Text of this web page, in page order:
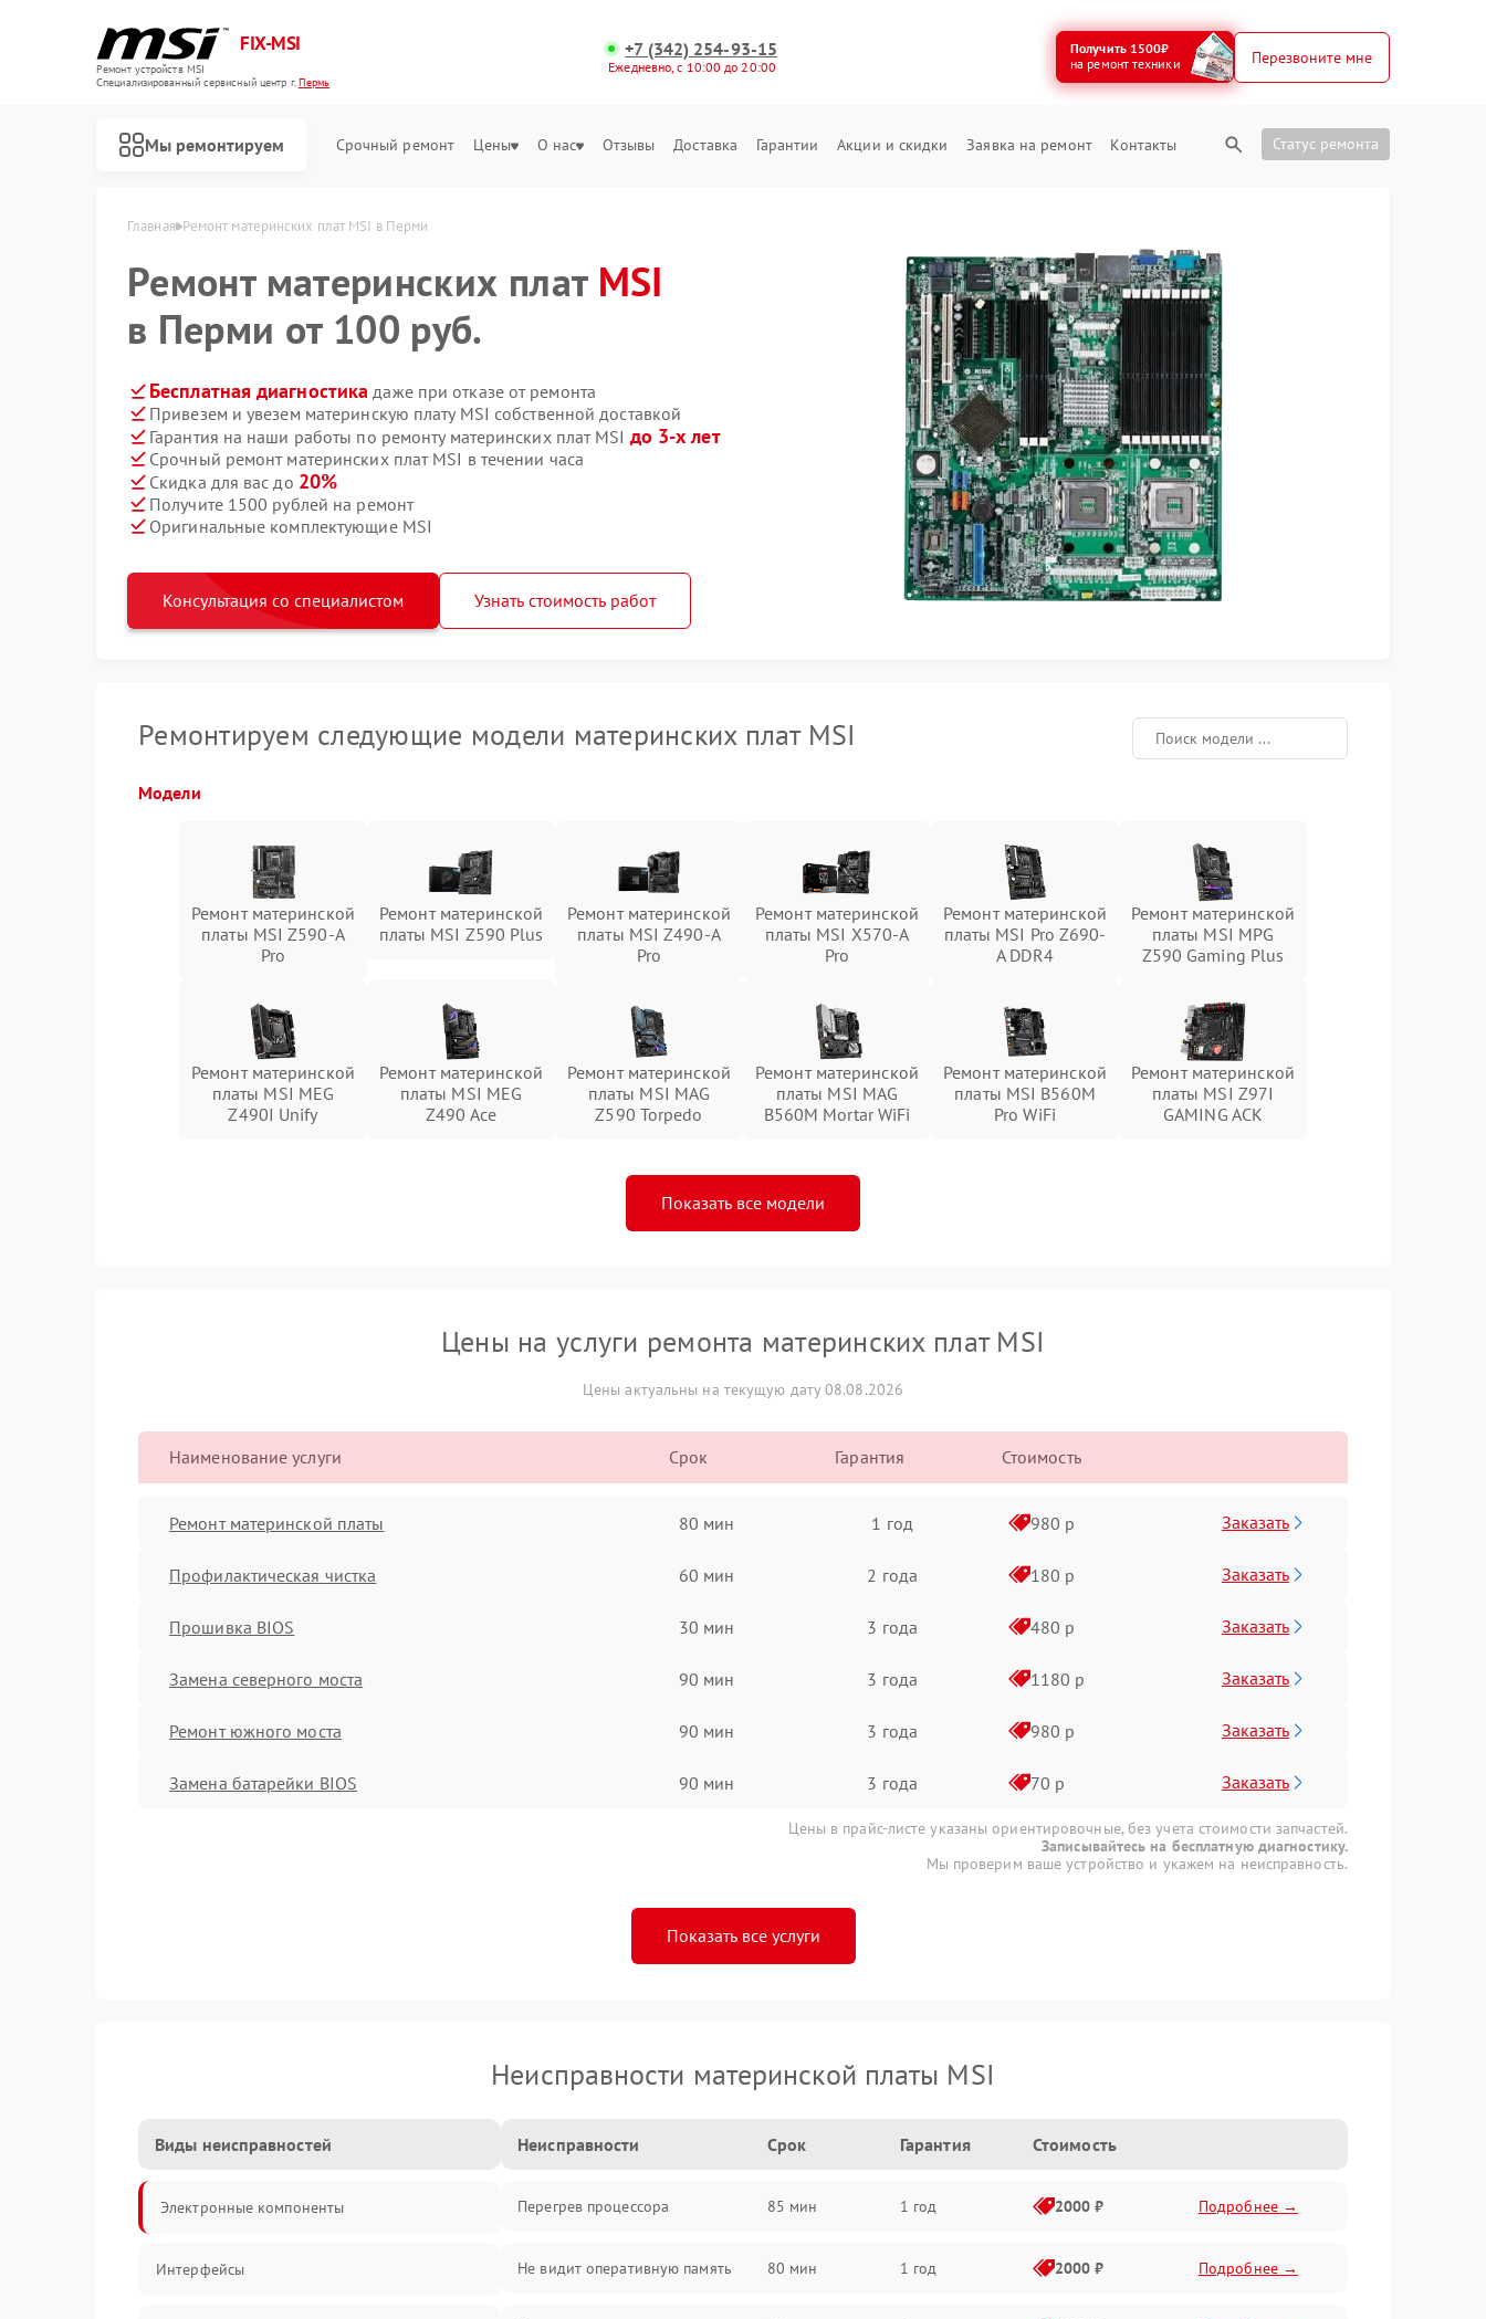
FIX-MSI
Ремонт устройств MSI
Специализированный cервисный центр г.Пермь
+7 (342) 254-93-15
Ежедневно, с 10:00 до 20:00
Получить 1500₽
на ремонт техники
Перезвоните мне
Мы ремонтируем Срочный ремонт Цены О нас Отзывы Доставка Гарантии Акции и скидки Заявка на ремонт Контакты Статус ремонта
Главная Ремонт материнских плат MSI в Перми
Ремонт материнских плат MSI
в Перми от 100 руб.
Бесплатная диагностика даже при отказе от ремонта
Привезем и увезем материнскую плату MSI собственной доставкой
Гарантия на наши работы по ремонту материнских плат MSI до 3-х лет
Срочный ремонт материнских плат MSI в течении часа
Скидка для вас до 20%
Получите 1500 рублей на ремонт
Оригинальные комплектующие MSI
Консультация со специалистом Узнать стоимость работ
Ремонтируем следующие модели материнских плат MSI
Модели
Ремонт материнской
платы MSI Z590-A
Pro
Ремонт материнской
платы MSI Z590 Plus
Ремонт материнской
платы MSI Z490-A
Pro
Ремонт материнской
платы MSI X570-A
Pro
Ремонт материнской
платы MSI Pro Z690-
A DDR4
Ремонт материнской
платы MSI MPG
Z590 Gaming Plus
Ремонт материнской
платы MSI MEG
Z490I Unify
Ремонт материнской
платы MSI MEG
Z490 Ace
Ремонт материнской
платы MSI MAG
Z590 Torpedo
Ремонт материнской
платы MSI MAG
B560M Mortar WiFi
Ремонт материнской
платы MSI B560M
Pro WiFi
Ремонт материнской
платы MSI Z97I
GAMING ACK
Показать все модели
Цены на услуги ремонта материнских плат MSI
Цены актуальны на текущую дату 08.08.2026
Наименование услуги Срок Гарантия Стоимость
Ремонт материнской платы 80 мин 1 год 980 р Заказать
Профилактическая чистка 60 мин 2 года 180 р Заказать
Прошивка BIOS 30 мин 3 года 480 р Заказать
Замена северного моста 90 мин 3 года 1180 р Заказать
Ремонт южного моста 90 мин 3 года 980 р Заказать
Замена батарейки BIOS 90 мин 3 года 70 р Заказать
Цены в прайс-листе указаны ориентировочные, без учета стоимости запчастей.
Записывайтесь на бесплатную диагностику.
Мы проверим ваше устройство и укажем на неисправность.
Показать все услуги
Неисправности материнской платы MSI
Виды неисправностей
Электронные компоненты
Интерфейсы
Неисправности Срок Гарантия Стоимость
Перегрев процессора 85 мин 1 год 2000 ₽ Подробнее →
Не видит оперативную память 80 мин 1 год 2000 ₽ Подробнее →